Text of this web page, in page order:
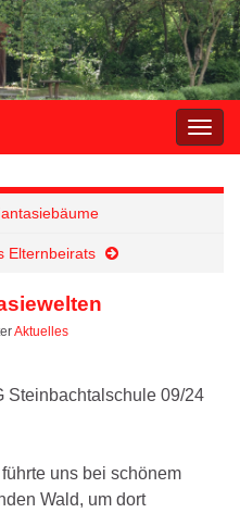
Elternbeirats
Aktuelles
Steinbachtalschule 09/24
uns bei schönem
Wald, um dort